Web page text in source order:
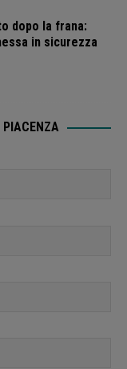
dopo la frana:
in sicurezza
PIACENZA